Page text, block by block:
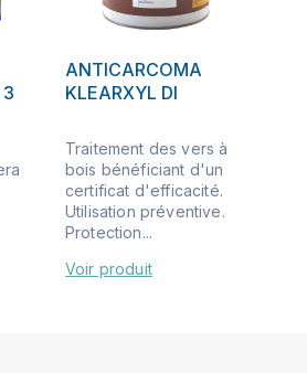
ANTICARCOMA
KLEARXYL DI
Traitement des vers à
bois bénéficiant d'un
certificat d'efficacité.
Utilisation préventive.
Protection...
Voir produit